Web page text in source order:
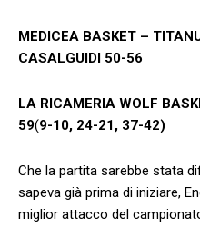
MEDICEA BASKET –
CASALGUIDI 50-56
LA RICAMERIA WOLF
59(9-10, 24-21, 37-42)
Che la partita sarebbe stata
sapeva già prima di iniziare,
miglior attacco del